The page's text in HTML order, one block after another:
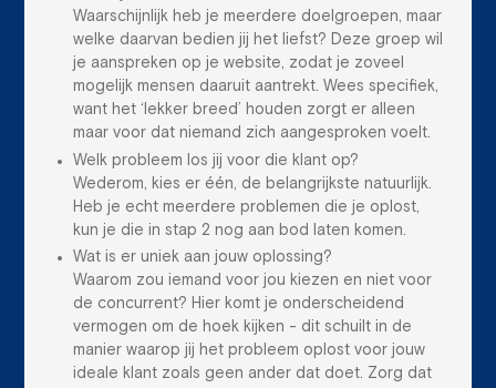
Waarschijnlijk heb je meerdere doelgroepen, maar
welke daarvan bedien jij het liefst? Deze groep wil
je aanspreken op je website, zodat je zoveel
mogelijk mensen daaruit aantrekt. Wees specifiek,
want het ‘lekker breed’ houden zorgt er alleen
maar voor dat niemand zich aangesproken voelt.
Welk probleem los jij voor die klant op?
Wederom, kies er één, de belangrijkste natuurlijk.
Heb je echt meerdere problemen die je oplost,
kun je die in stap 2 nog aan bod laten komen.
Wat is er uniek aan jouw oplossing?
Waarom zou iemand voor jou kiezen en niet voor
de concurrent? Hier komt je onderscheidend
vermogen om de hoek kijken - dit schuilt in de
manier waarop jij het probleem oplost voor jouw
ideale klant zoals geen ander dat doet. Zorg dat